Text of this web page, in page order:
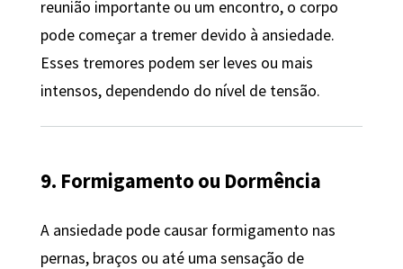
reunião importante ou um encontro, o corpo
pode começar a tremer devido à ansiedade.
Esses tremores podem ser leves ou mais
intensos, dependendo do nível de tensão.
9. Formigamento ou Dormência
A ansiedade pode causar formigamento nas
pernas, braços ou até uma sensação de